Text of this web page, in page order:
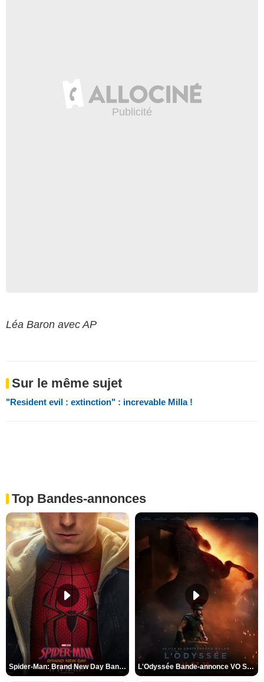
Léa Baron avec AP
Sur le même sujet
"Resident evil : extinction" : increvable Milla !
Top Bandes-annonces
Spider-Man: Brand New Day Bande-annonce VO STFR L'Odyssée Bande-annonce VO STFR